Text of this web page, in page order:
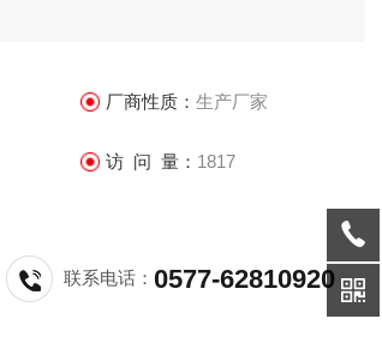
厂商性质： 生产厂家
访 问 量： 1817
联系电话：0577-62810920